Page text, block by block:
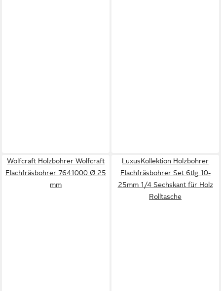
Wolfcraft Holzbohrer Wolfcraft
Flachfräsbohrer 7641000 Ø 25
mm
LuxusKollektion Holzbohrer
Flachfräsbohrer Set 6tlg 10-
25mm 1/4 Sechskant für Holz
Rolltasche